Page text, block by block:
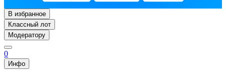
В избранное
Классный лот
Модератору
0
Инфо